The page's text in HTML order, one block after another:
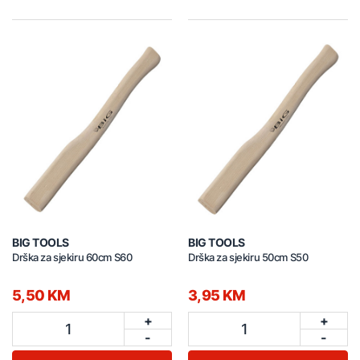
BIG TOOLS
Drška za sjekiru 60cm S60
5,50 KM
1
+
-
BIG TOOLS
Drška za sjekiru 50cm S50
3,95 KM
1
+
-